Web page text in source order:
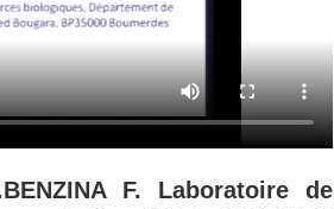
F. Laboratoire de